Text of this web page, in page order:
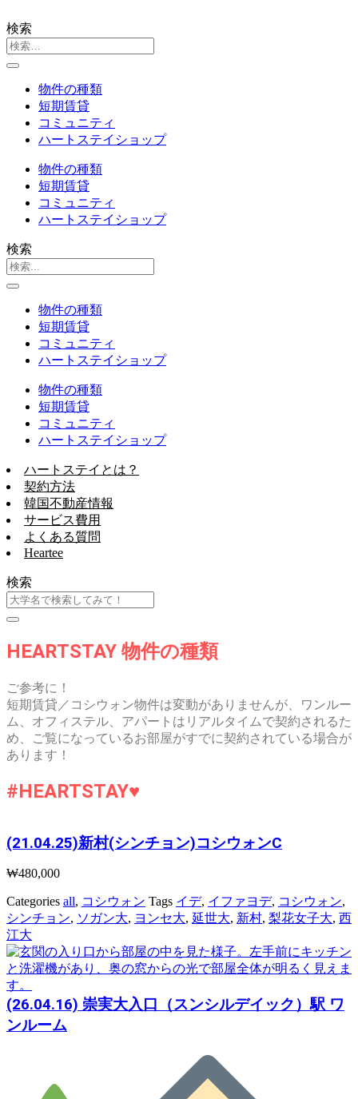
検索
物件の種類
短期賃貸
コミュニティ
ハートステイショップ
物件の種類
短期賃貸
コミュニティ
ハートステイショップ
検索
物件の種類
短期賃貸
コミュニティ
ハートステイショップ
物件の種類
短期賃貸
コミュニティ
ハートステイショップ
ハートステイとは？
契約方法
韓国不動産情報
サービス費用
よくある質問
Heartee
検索
HEARTSTAY 物件の種類
ご参考に！
短期賃貸／コシウォン物件は変動がありませんが、ワンルー
ム、オフィステル、アパートはリアルタイムで契約されるた
め、ご覧になっているお部屋がすでに契約されている場合が
あります！
#HEARTSTAY♥
(21.04.25)新村(シンチョン)コシウォンC
₩480,000
Categories all, コシウォン Tags イデ, イファヨデ, コシウォン,
シンチョン, ソガン大, ヨンセ大, 延世大, 新村, 梨花女子大, 西
江大
(26.04.16) 崇実大入口（スンシルデイック）駅 ワ
ンルーム